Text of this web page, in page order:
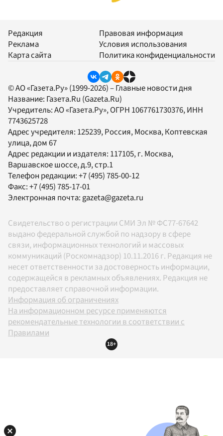
Редакция
Реклама
Карта сайта
Правовая информация
Условия использования
Политика конфиденциальности
© АО «Газета.Ру» (1999-2026) – Главные новости дня
Название: Газета.Ru (Gazeta.Ru)
Учредитель:АО «Газета.Ру», ОГРН 1067761730376, ИНН
7743625728
Адрес учредителя: 125239, Россия, Москва, Коптевская
улица, дом 67
Адрес редакции и издателя: 117105, г. Москва,
Варшавское шоссе, д.9, стр.1
Телефон редакции:+7 (495) 785-00-12
Факс:+7 (495) 785-17-01
Электронная почта:gazeta@gazeta.ru
Свидетельство о регистрации СМИ Эл № ФС77-67642
выдано федеральной службой по надзору в сфере
связи, информационных технологий и массовых
коммуникаций (Роскомнадзор) 10.11.2016 г. Редакция не
несет ответственности за достоверность информации,
содержащейся в рекламных объявлениях. Редакция не
предоставляет справочной информации.
Информация об ограничениях
На информационном ресурсе применяются
рекомендательные технологии в соответствии с
Правилами
18+